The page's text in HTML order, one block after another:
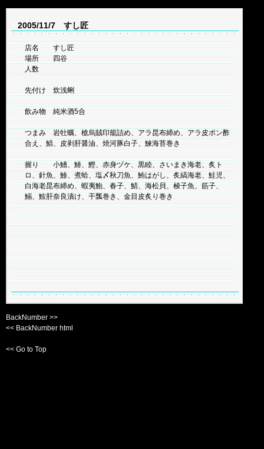
2005/11/7 すし匠
店名 すし匠
場所 四谷
人数
先付け 炊浅蜊
飲み物 純米酒5合
つまみ 岩牡蠣、槍烏賊印籠詰め、アラ昆布締め、アラ皮ポン酢
合え、鯖、皮剥肝醤油、焼河豚白子、鰊海苔巻き
握り 小鰭、鰆、鰹、赤身ヅケ、黒睦、さいまき海老、炙ト
ロ、針魚、鯵、煮蛤、塩〆秋刀魚、鮪はがし、炙縞海老、鮭児、
白海老昆布締め、蝦夷鮑、春子、鯖、海松貝、梭子魚、筋子、
鰯、鮟肝奈良漬け、干瓢巻き、金目皮炙り巻き
BackNumber >>
<< BackNumber html
<< Go to Top